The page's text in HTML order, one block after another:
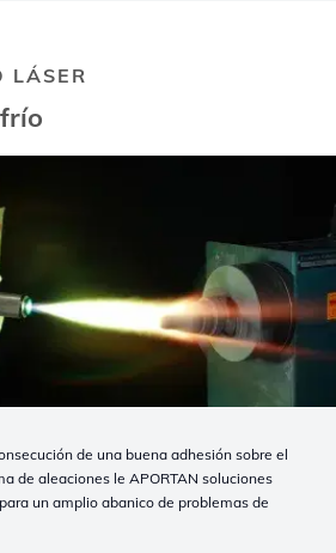
LÁSER
de una buena adhesión sobre el
de aleaciones le APORTAN soluciones
un amplio abanico de problemas de